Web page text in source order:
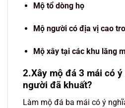
Mộ tổ dòng họ
Mộ người có địa vị cao
Mộ xây tại các khu lăng
2.Xây mộ đá 3 mái có
người đã khuất?
Làm mộ đá ba mái có ý